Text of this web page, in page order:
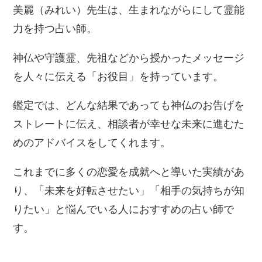
美麗（みれい）先生は、生まれながらにして霊能
力を持つ占い師。
神仏や守護霊、先祖などから授かったメッセージ
を人々に伝える「お役目」を持っています。
鑑定では、どんな結果であっても神仏のお告げを
ストレートに伝え、相談者が幸せな未来に進むた
めのアドバイスをしてくれます。
これまでに多くの恋愛を成就へと導いた実績があ
り、「未来を好転させたい」「相手の気持ちが知
りたい」と悩んでいる人におすすめの占い師で
す。